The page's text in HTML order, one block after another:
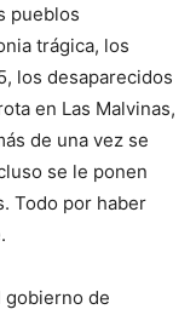
pueblos
trágica, los
los desaparecidos
en Las Malvinas,
de una vez se
se le ponen
Todo por haber
gobierno de